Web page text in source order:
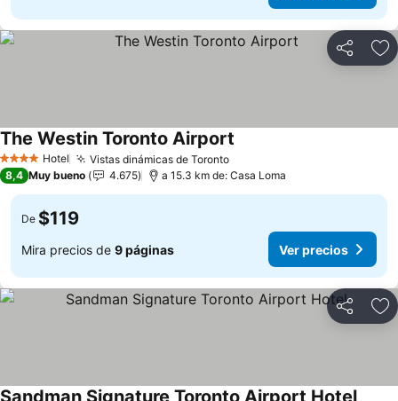
Compartir
4 EstrellasHotel Vistas dinámicas de Toronto
The Westin Toronto Airport
8,4 Muy bueno 4.675 a 15.3 km de: Casa Loma
De $119
Mira precios de 9 páginas Ver precios
Compartir
Sandman Signature Toronto Airport Hotel